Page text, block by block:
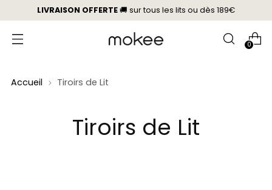
LIVRAISON OFFERTE🚚 sur tous les lits ou dès 189€
0
Accueil Tiroirs de Lit
Tiroirs de Lit